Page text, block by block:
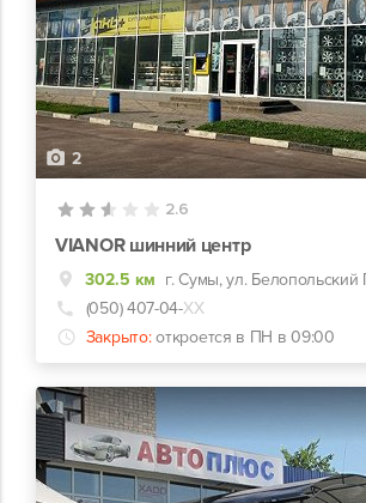
2
2.6
VIANOR шинний центр
302.5 км г. Сумы, ул. Белопольский
(050) 407-04-ХХ
Закрыто: откроется в ПН в 09:00